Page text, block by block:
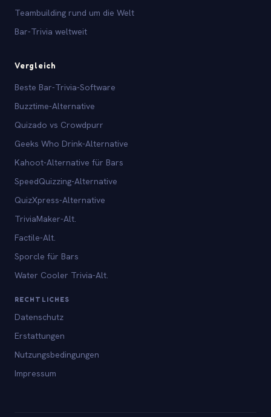
Teambuilding rund um die Welt
Bar-Trivia weltweit
Vergleich
Beste Bar-Trivia-Software
Buzztime-Alternative
Quizado vs Crowdpurr
Geeks Who Drink-Alternative
Kahoot-Alternative für Bars
SpeedQuizzing-Alternative
QuizXpress-Alternative
TriviaMaker-Alt.
Factile-Alt.
Sporcle für Bars
Water Cooler Trivia-Alt.
RECHTLICHES
Datenschutz
Erstattungen
Nutzungsbedingungen
Impressum